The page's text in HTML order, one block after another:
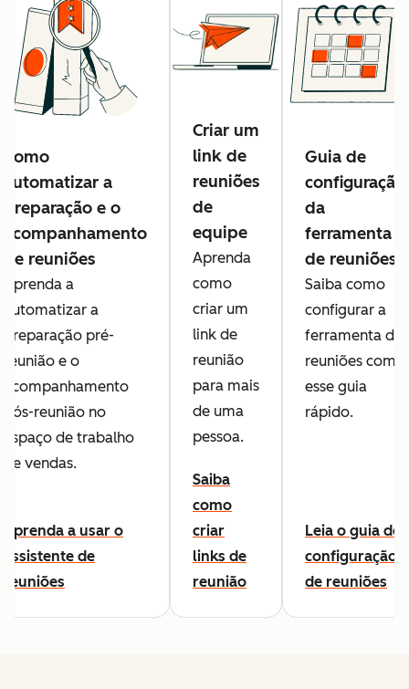
Como
automatizar a
preparação e o
acompanhamento
de reuniões
Aprenda a
automatizar a
preparação pré-
reunião e o
acompanhamento
pós-reunião no
espaço de trabalho
de vendas.
Aprenda a usar o
assistente de
reuniões
Criar um
link de
reuniões
de
equipe
Aprenda
como
criar um
link de
reunião
para mais
de uma
pessoa.
Saiba
como
criar
links de
reunião
Guia de
configuração
da
ferramenta
de reuniões
Saiba como
configurar a
ferramenta de
reuniões com
esse guia
rápido.
Leia o guia de
configuração
de reuniões